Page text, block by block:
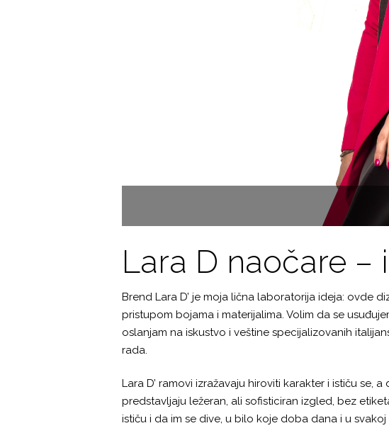
Lara D naočare –
Brend Lara D’ je moja lična laboratorija ideja: ovde
pristupom bojama i materijalima. Volim da se
oslanjam na iskustvo i veštine specijalizovanih
rada.
Lara D’ ramovi izražavaju hiroviti karakter i ističu se,
predstavljaju ležeran, ali sofisticiran izgled, bez
ističu i da im se dive, u bilo koje doba dana i u